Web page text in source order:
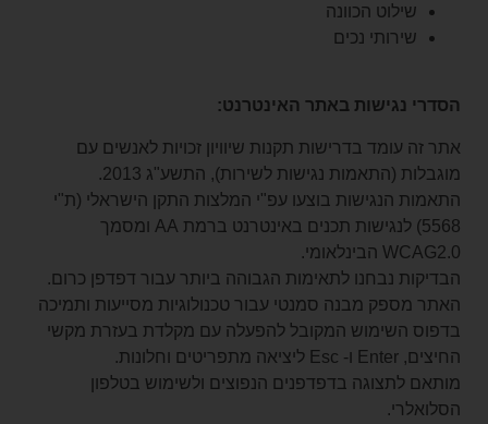
שילוט הכוונה
שירותי נכים
הסדרי נגישות באתר האינטרנט:
אתר זה עומד בדרישות תקנות שיוויון זכויות לאנשים עם
מוגבלות (התאמות נגישות לשירות), התשע"ג 2013.
התאמות הנגישות בוצעו עפ"י המלצות התקן הישראלי (ת"י
5568) לנגישות תכנים באינטרנט ברמת AA ומסמך
WCAG2.0 הבינלאומי.
הבדיקות נבחנו לתאימות הגבוהה ביותר עבור דפדפן כרום.
האתר מספק מבנה סמנטי עבור טכנולוגיות מסייעות ותמיכה
בדפוס השימוש המקובל להפעלה עם מקלדת בעזרת מקשי
החיצים, Enter ו- Esc ליציאה מתפריטים וחלונות.
מותאם לתצוגה בדפדפנים הנפוצים ולשימוש בטלפון
הסלואלרי.